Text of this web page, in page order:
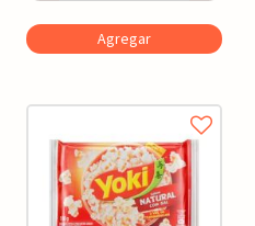
Agregar